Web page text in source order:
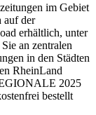
im Gebiet
auf der
erhältlich, unter
an zentralen
in den Städten
RheinLand
2025
bestellt